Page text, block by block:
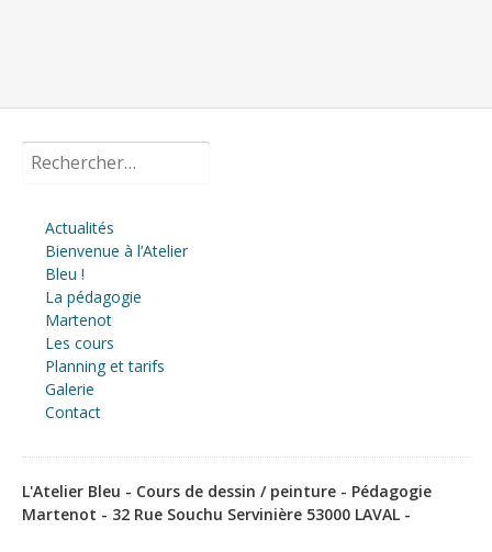
n
i
p
Rechercher :
Actualités
Bienvenue à l’Atelier
Bleu !
La pédagogie
Martenot
Les cours
Planning et tarifs
Galerie
Contact
L'Atelier Bleu - Cours de dessin / peinture - Pédagogie
Martenot - 32 Rue Souchu Servinière 53000 LAVAL -